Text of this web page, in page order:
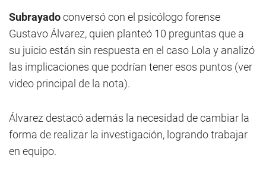
Subrayadoconversó con el psicólogo forense
Gustavo Álvarez, quien planteó 10 preguntas que a
su juicio están sin respuesta en el caso Lola y analizó
las implicaciones que podrían tener esos puntos (ver
video principal de la nota).
Álvarez destacó además la necesidad de cambiar la
forma de realizar la investigación, logrando trabajar
en equipo.